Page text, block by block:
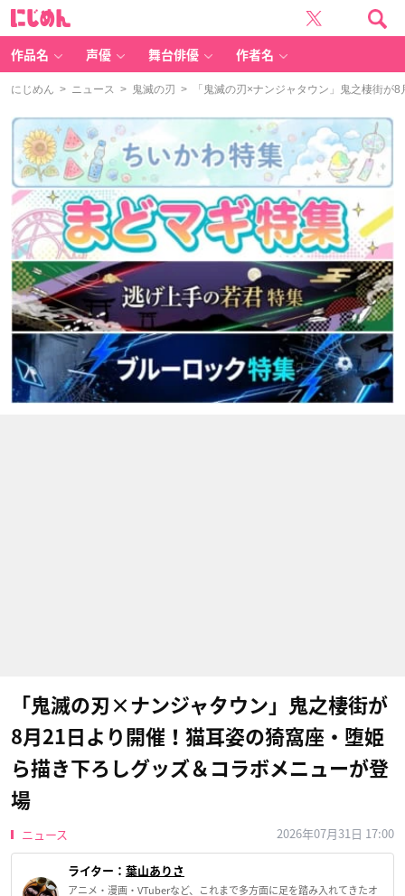
作品名 声優 舞台俳優 作者名
にじめん > ニュース > 鬼滅の刃 > 「鬼滅の刃×ナンジャタウン」鬼之棲街が
「鬼滅の刃×ナンジャタウン」鬼之棲街が
8月21日より開催！猫耳姿の猗窩座・堕姫
ら描き下ろしグッズ＆コラボメニューが登
場
ニュース 2026年07月31日 17:00
ライター： 葉山ありさ
アニメ・漫画・VTuberなど、これまで多方面に足を踏み入れてきたオ